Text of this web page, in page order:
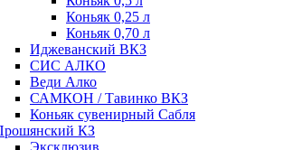
Коньяк 0,25 л
Коньяк 0,70 л
Иджеванский ВКЗ
СИС АЛКО
Веди Алко
САМКОН / Тавинко ВКЗ
Коньяк сувенирный Сабля
КЗ
Эксклюзив